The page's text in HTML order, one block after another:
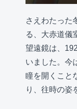
さえわたった
る、大赤道儀
望遠鏡は、
いました。今
瞳を開くこと
り、往時の姿